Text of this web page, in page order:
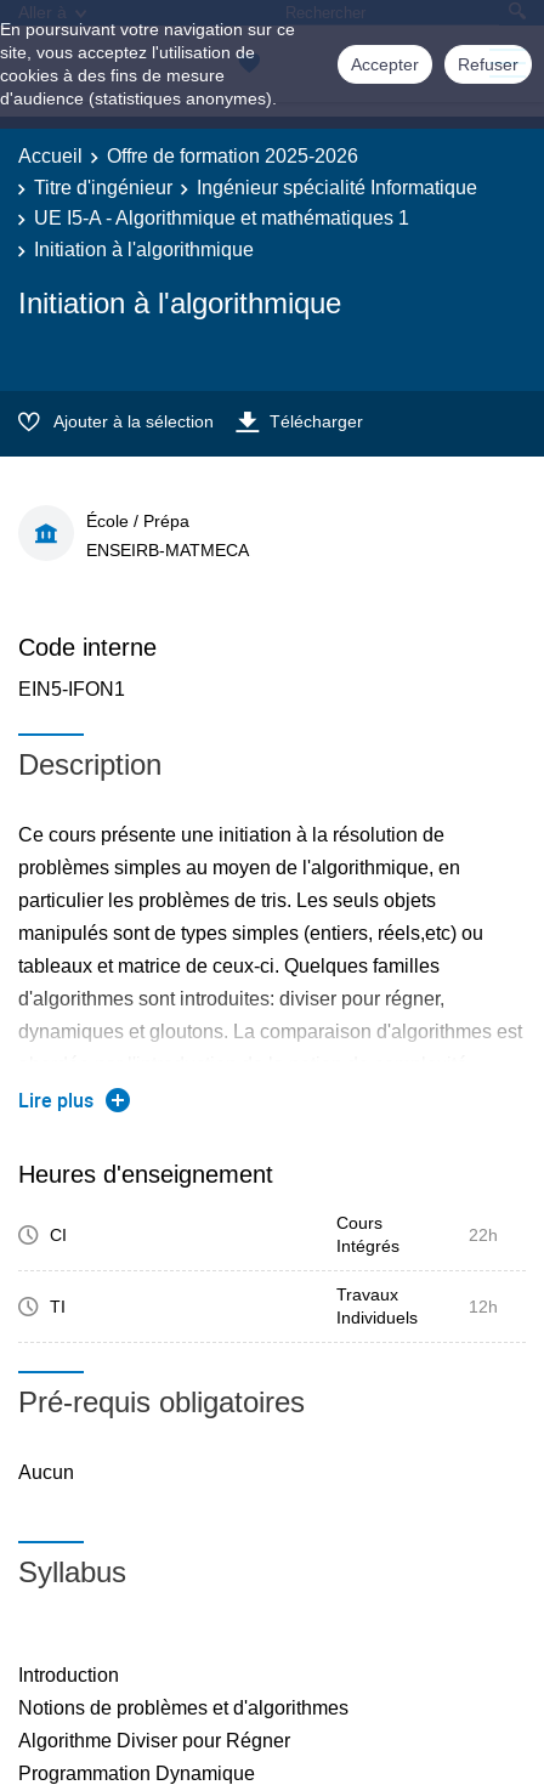
En poursuivant votre navigation sur ce
site, vous acceptez l'utilisation de
cookies à des fins de mesure
d'audience (statistiques anonymes).
Accepter Refuser
Aller à
Accueil
Offre de formation 2025-2026
Titre d'ingénieur
Ingénieur spécialité Informatique
UE I5-A - Algorithmique et mathématiques 1
Initiation à l'algorithmique
Initiation à l'algorithmique
Ajouter à la sélection Télécharger
École / Prépa
ENSEIRB-MATMECA
Code interne
EIN5-IFON1
Description
Ce cours présente une initiation à la résolution de
problèmes simples au moyen de l'algorithmique, en
particulier les problèmes de tris. Les seuls objets
manipulés sont de types simples (entiers, réels,etc) ou
tableaux et matrice de ceux-ci. Quelques familles
d'algorithmes sont introduites: diviser pour régner,
dynamiques et gloutons. La comparaison d'algorithmes est
Notions de problèmes et d'algorithmes
Programmation Dynamique
Problème du Tri
Lire plus
Heures d'enseignement
CI
Cours
Intégrés
22h
TI
Travaux
Individuels
12h
Pré-requis obligatoires
Aucun
Syllabus
Introduction
Notions de problèmes et d'algorithmes
Algorithme Diviser pour Régner
Programmation Dynamique